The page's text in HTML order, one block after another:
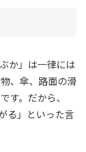
か」は一律には
、傘、路面の滑
す。だから、
る」といった言